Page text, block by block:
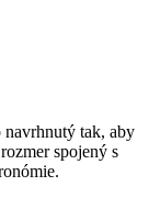
navrhnutý tak, aby
spojený s